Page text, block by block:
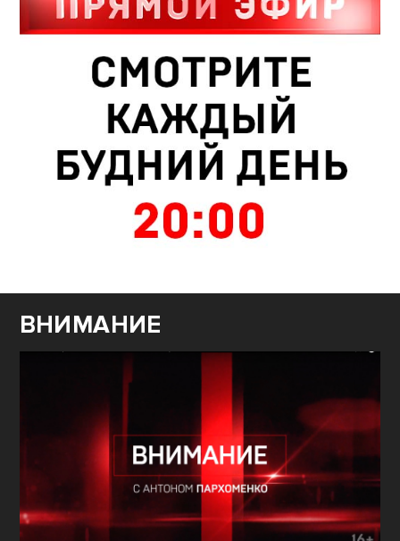
ВНИМАНИЕ